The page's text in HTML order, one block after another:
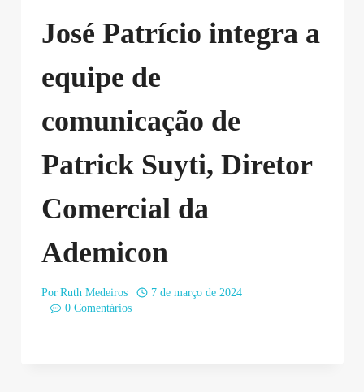
José Patrício integra a
equipe de
comunicação de
Patrick Suyti, Diretor
Comercial da
Ademicon
Por Ruth Medeiros
7 de março de 2024
0 Comentários